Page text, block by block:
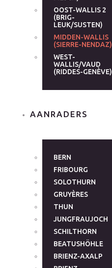
OOST-WALLIS 2
(BRIG-
LEUK/SUSTEN)
MIDDEN-WALLIS
(SIERRE-NENDAZ)
WEST-
WALLIS/VAUD
(RIDDES-GENÈVE)
AANRADERS
BERN
FRIBOURG
SOLOTHURN
GRUYÈRES
THUN
JUNGFRAUJOCH
SCHILTHORN
BEATUSHÖHLE
BRIENZ-AXALP